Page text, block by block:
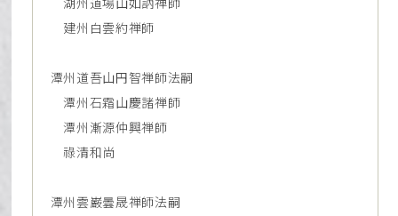
建州白雲約禅師
潭州道吾山円智禅師法嗣
潭州石霜山慶諸禅師
潭州漸源仲興禅師
祿清和尚
潭州雲巌曇晟禅師法嗣